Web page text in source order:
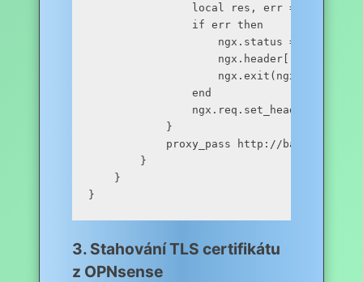
local res, err =
                if err then
                    ngx.status = 302
                end
ngx.req.set_header("X-
            }
proxy_pass http://
        }
    }
3. Stahování TLS certifikátu
z OPNsense